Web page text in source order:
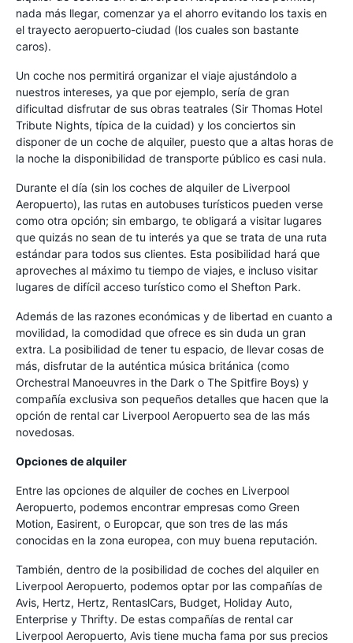
nada más llegar, comenzar ya el ahorro evitando los taxis en
el trayecto aeropuerto-ciudad (los cuales son bastante
caros).
Un coche nos permitirá organizar el viaje ajustándolo a
nuestros intereses, ya que por ejemplo, sería de gran
dificultad disfrutar de sus obras teatrales (Sir Thomas Hotel
Tribute Nights, típica de la cuidad) y los conciertos sin
disponer de un coche de alquiler, puesto que a altas horas de
la noche la disponibilidad de transporte público es casi nula.
Durante el día (sin los coches de alquiler de Liverpool
Aeropuerto), las rutas en autobuses turísticos pueden verse
como otra opción; sin embargo, te obligará a visitar lugares
que quizás no sean de tu interés ya que se trata de una ruta
estándar para todos sus clientes. Esta posibilidad hará que
aproveches al máximo tu tiempo de viajes, e incluso visitar
lugares de difícil acceso turístico como el Shefton Park.
Además de las razones económicas y de libertad en cuanto a
movilidad, la comodidad que ofrece es sin duda un gran
extra. La posibilidad de tener tu espacio, de llevar cosas de
más, disfrutar de la auténtica música británica (como
Orchestral Manoeuvres in the Dark o The Spitfire Boys) y
compañía exclusiva son pequeños detalles que hacen que la
opción de rental car Liverpool Aeropuerto sea de las más
novedosas.
Opciones de alquiler
Entre las opciones de alquiler de coches en Liverpool
Aeropuerto, podemos encontrar empresas como Green
Motion, Easirent, o Europcar, que son tres de las más
conocidas en la zona europea, con muy buena reputación.
También, dentro de la posibilidad de coches del alquiler en
Liverpool Aeropuerto, podemos optar por las compañías de
Avis, Hertz, Hertz, RentaslCars, Budget, Holiday Auto,
Enterprise y Thrifty. De estas compañías de rental car
Liverpool Aeropuerto, Avis tiene mucha fama por sus precios